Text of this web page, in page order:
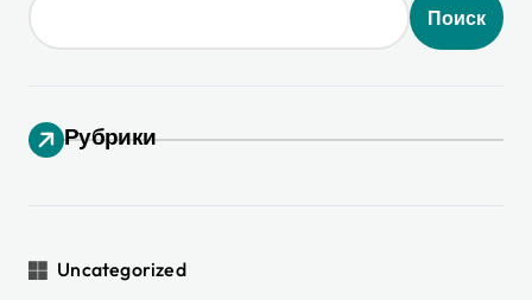
Поиск
Рубрики
Uncategorized